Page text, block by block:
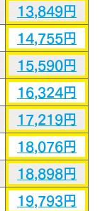
13,849円
14,755円
15,590円
16,324円
17,219円
18,076円
18,898円
19,793円